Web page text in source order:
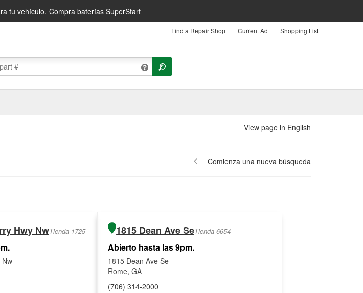
tu vehículo. Compra baterías SuperStart
Find a Repair Shop Current Ad Shopping List
View page in English
Comienza una nueva búsqueda
Hwy NwTienda 1725 1815 Dean Ave SeTienda 6654
Abierto hasta las 9pm.
1815 Dean Ave Se
Rome, GA
(706) 314-2000